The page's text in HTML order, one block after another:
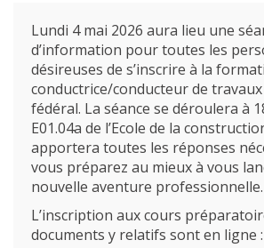
Lundi 4 mai 2026 aura lieu une
d’information pour toutes les
désireuses de s’inscrire à la
conductrice/conducteur de
fédéral. La séance se déroulera à
E01.04a de l’Ecole de la
apportera toutes les réponses
vous préparez au mieux à vous
nouvelle aventure professionnelle.
L’inscription aux cours
documents y relatifs sont en ligne :